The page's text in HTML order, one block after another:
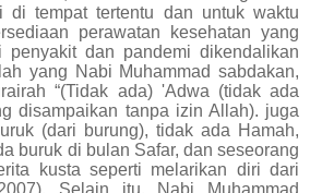
di tempat tertentu dan untuk waktu
perawatan kesehatan yang
penyakit dan pandemi dikendalikan
yang Nabi Muhammad sabdakan,
“(Tidak ada) 'Adwa (tidak ada
disampaikan tanpa izin Allah). juga
(dari burung), tidak ada Hamah,
buruk di bulan Safar, dan seseorang
kusta seperti melarikan diri dari
Selain itu, Nabi Muhammad